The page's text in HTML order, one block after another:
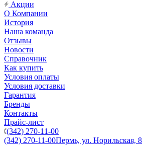
Акции
О Компании
История
Наша команда
Отзывы
Новости
Справочник
Как купить
Условия оплаты
Условия доставки
Гарантия
Бренды
Контакты
Прайс-лист
(342) 270-11-00
(342) 270-11-00Пермь, ул. Норильская, 8